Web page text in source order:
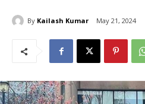
By Kailash Kumar May 21, 2024